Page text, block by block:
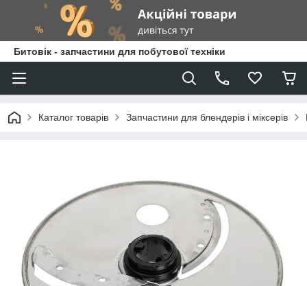
Битовік - запчастини для побутової техніки
Каталог товарів Запчастини для блендерів і міксерів